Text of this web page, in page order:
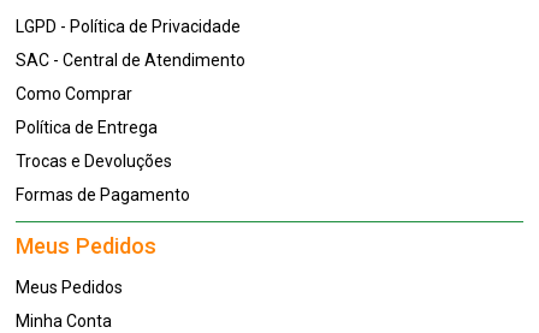
LGPD - Política de Privacidade
SAC - Central de Atendimento
Como Comprar
Política de Entrega
Trocas e Devoluções
Formas de Pagamento
Meus Pedidos
Meus Pedidos
Minha Conta